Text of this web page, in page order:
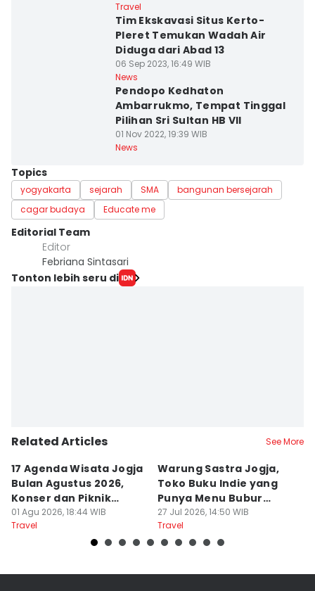
Travel
Tim Ekskavasi Situs Kerto-
Pleret Temukan Wadah Air
Diduga dari Abad 13
06 Sep 2023, 16:49 WIB
News
Pendopo Kedhaton
Ambarrukmo, Tempat Tinggal
Pilihan Sri Sultan HB VII
01 Nov 2022, 19:39 WIB
News
Topics
yogyakarta sejarah SMA
bangunan bersejarah
cagar budaya
Educate me
Editorial Team
Editor
Febriana Sintasari
Tonton lebih seru di
Related Articles See More
17 Agenda Wisata Jogja
Bulan Agustus 2026,
Konser dan Piknik
Literasi
01 Agu 2026, 18:44 WIB
Travel
Warung Sastra Jogja,
Toko Buku Indie yang
Punya Menu Bubur
Manado
27 Jul 2026, 14:50 WIB
Travel